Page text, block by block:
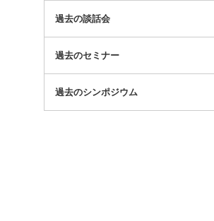
過去の談話会
過去のセミナー
過去のシンポジウム